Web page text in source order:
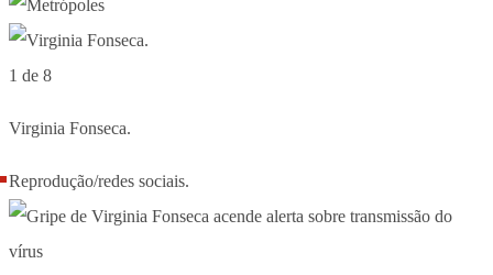
1 de 8
Virginia Fonseca.
Reprodução/redes sociais.